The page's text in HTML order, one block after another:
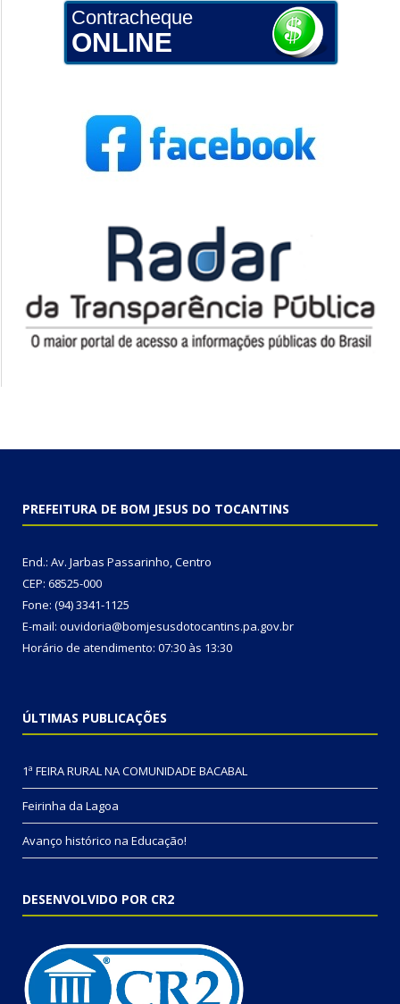
Contracheque
ONLINE
PREFEITURA DE BOM JESUS DO TOCANTINS
End.: Av. Jarbas Passarinho, Centro
CEP: 68525-000
Fone: (94) 3341-1125
E-mail: ouvidoria@bomjesusdotocantins.pa.gov.br
Horário de atendimento: 07:30 às 13:30
ÚLTIMAS PUBLICAÇÕES
1ª FEIRA RURAL NA COMUNIDADE BACABAL
Feirinha da Lagoa
Avanço histórico na Educação!
DESENVOLVIDO POR CR2